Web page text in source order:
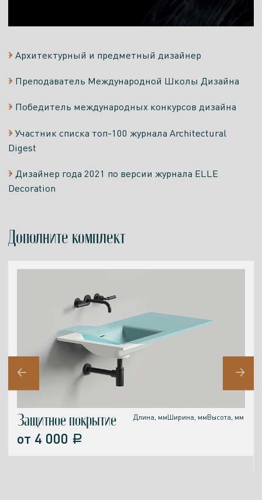
Архитектурный и предметный дизайнер
Преподаватель Международной Школы Дизайна
Победитель международных конкурсов дизайна
Участник списка топ-100 журнала Architectural
Digest
Дизайнер года 2021 по версии журнала ELLE
Decoration
Дополните комплект
Длина, ммШирина, ммВысота, мм
Защитное покрытие
от 4 000 a